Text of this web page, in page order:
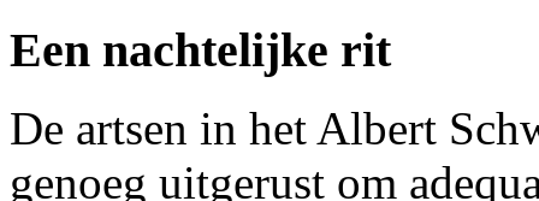
Een nachtelijke rit
De artsen in het Albert
genoeg uitgerust om